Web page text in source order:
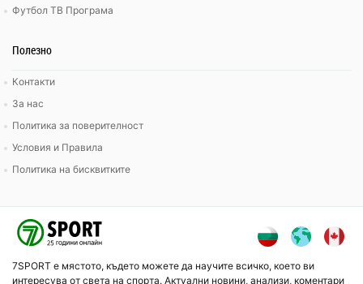
Футбол ТВ Програма
Полезно
Контакти
За нас
Политика за поверителност
Условия и Правила
Политика на бисквитките
7SPORT е мястото, където можете да научите всичко, което ви
интересува от света на спорта. Актуални новини, анализи, коментари